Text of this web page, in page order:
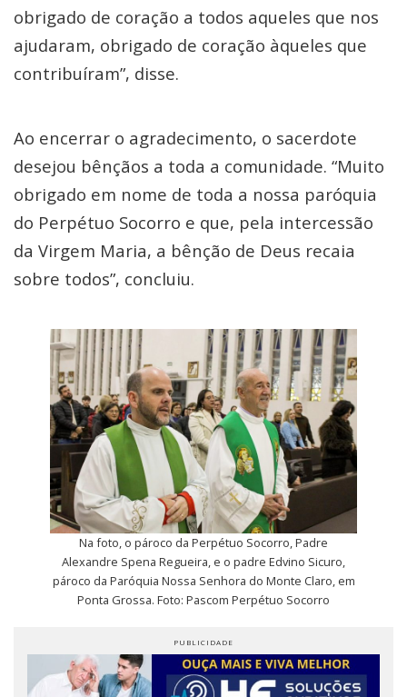
obrigado de coração a todos aqueles que nos
ajudaram, obrigado de coração àqueles que
contribuíram”, disse.
Ao encerrar o agradecimento, o sacerdote
desejou bênçãos a toda a comunidade. “Muito
obrigado em nome de toda a nossa paróquia
do Perpétuo Socorro e que, pela intercessão
da Virgem Maria, a bênção de Deus recaia
sobre todos”, concluiu.
Na foto, o pároco da Perpétuo Socorro, Padre
Alexandre Spena Regueira, e o padre Edvino Sicuro,
pároco da Paróquia Nossa Senhora do Monte Claro, em
Ponta Grossa. Foto: Pascom Perpétuo Socorro